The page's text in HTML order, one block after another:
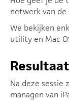
netwerk van de
We bekijken
utility en Mac
Resultaat
Na deze sessie
managen van